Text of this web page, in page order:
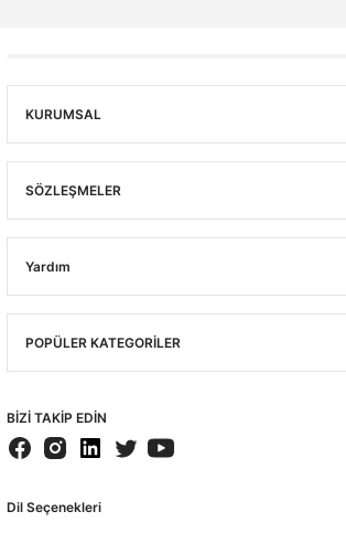
KURUMSAL
SÖZLEŞMELER
Yardım
POPÜLER KATEGORİLER
BİZİ TAKİP EDİN
Dil Seçenekleri